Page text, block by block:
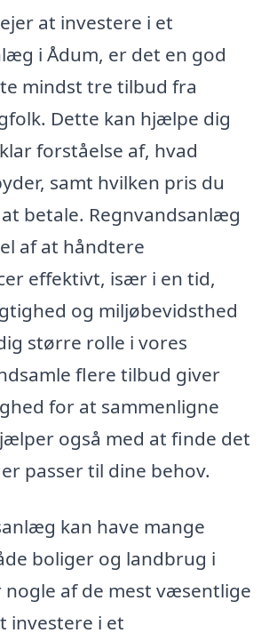
at investere i et
i Ådum, er det en god
mindst tre tilbud fra
Dette kan hjælpe dig
forståelse af, hvad
samt hvilken pris du
betale. Regnvandsanlæg
af at håndtere
effektivt, især i en tid,
og miljøbevidsthed
større rolle i vores
flere tilbud giver
for at sammenligne
også med at finde det
passer til dine behov.
kan have mange
boliger og landbrug i
nogle af de mest væsentlige
investere i et